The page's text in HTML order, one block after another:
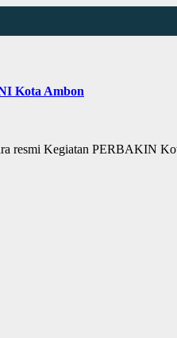
Kota Ambon
resmi Kegiatan PERBAKIN